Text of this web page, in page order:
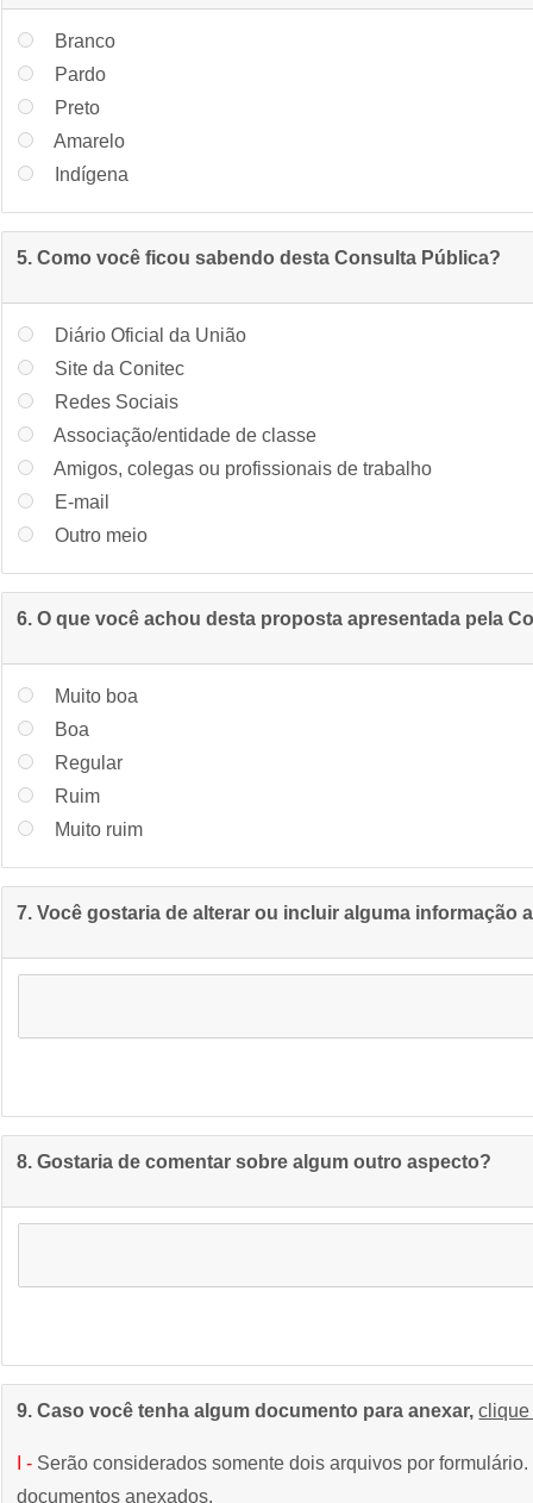
Branco
Pardo
Preto
Amarelo
Indígena
5. Como você ficou sabendo desta Consulta Pública?
Diário Oficial da União
Site da Conitec
Redes Sociais
Associação/entidade de classe
Amigos, colegas ou profissionais de trabalho
E-mail
Outro meio
6. O que você achou desta proposta apresentada pela
Muito boa
Boa
Regular
Ruim
Muito ruim
7. Você gostaria de alterar ou incluir alguma informação
8. Gostaria de comentar sobre algum outro aspecto?
9. Caso você tenha algum documento para anexar,
I - Serão considerados somente dois arquivos por
documentos anexados.